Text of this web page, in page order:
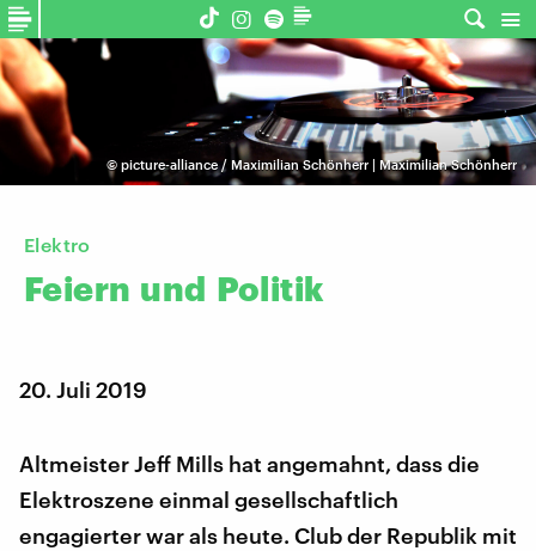
© picture-alliance / Maximilian Schönherr | Maximilian Schönherr
Elektro
Feiern und Politik
20. Juli 2019
Altmeister Jeff Mills hat angemahnt, dass die
Elektroszene einmal gesellschaftlich
engagierter war als heute. Club der Republik mit